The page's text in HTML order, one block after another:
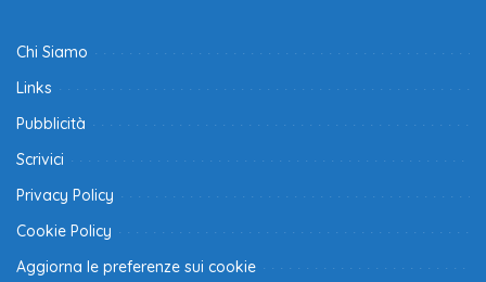
Chi Siamo
Links
Pubblicità
Scrivici
Privacy Policy
Cookie Policy
Aggiorna le preferenze sui cookie